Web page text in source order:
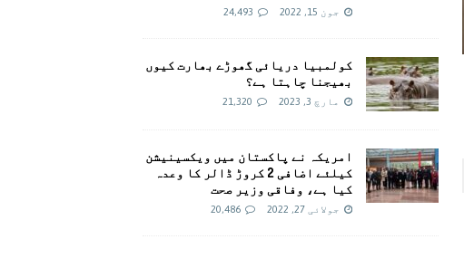
جون 15, 2022 24,493
کولمبیا دریائی گھوڑے بھارت کیوں
بھیجنا چاہتا ہے؟
مارچ 3, 2023 21,320
امريکہ نے پاکستان میں ویکسینیشن
کیلئے اضافی 2 کروڑ ڈالر کا وعدہ
کیا ہے، وفاقی وزیر صحت
جولائی 27, 2022 20,486